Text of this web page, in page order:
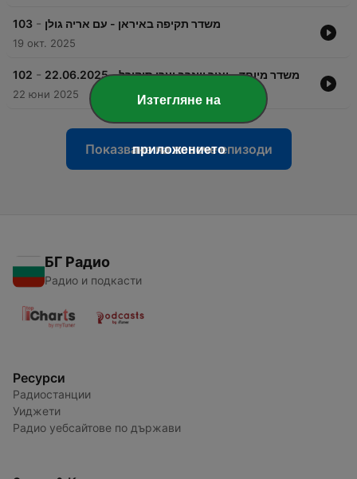
103 - משדר תקיפה באיראן - עם אריה גולן
19 окт. 2025
102 - משדר מיוחד - יאיר ויינרב וערן סיקורל - 22.06.2025
22 юни 2025
Показване на повече епизоди
БГ Радио
Радио и подкасти
Ресурси
Радиостанции
Уиджети
Радио уебсайтове по държави
Изтегляне на
приложението